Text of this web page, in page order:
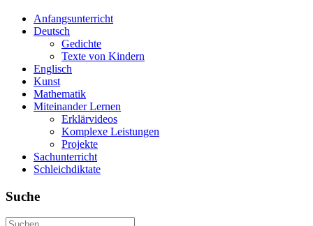
Anfangsunterricht
Deutsch
Gedichte
Texte von Kindern
Englisch
Kunst
Mathematik
Miteinander Lernen
Erklärvideos
Komplexe Leistungen
Projekte
Sachunterricht
Schleichdiktate
Suche
Suchen